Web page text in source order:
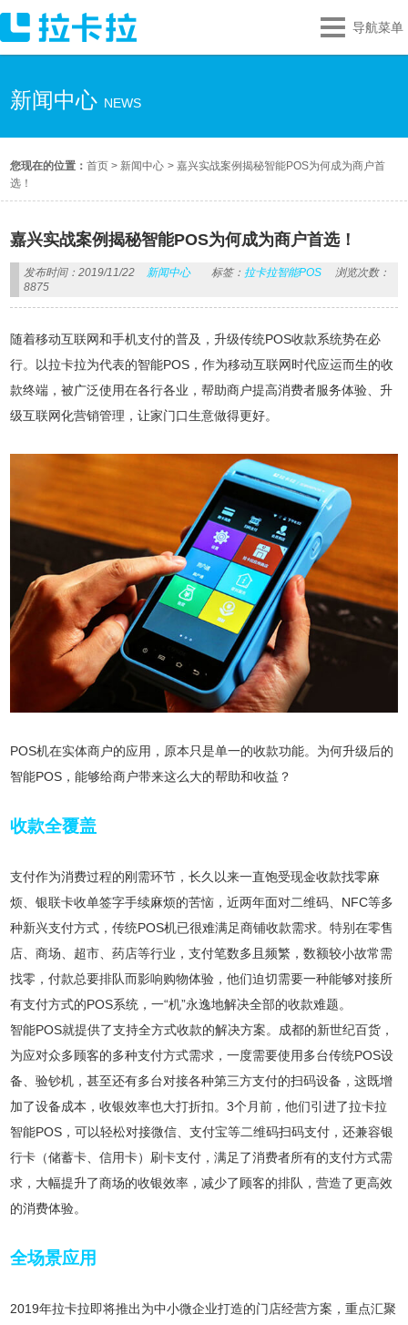
导航菜单
新闻中心 NEWS
您现在的位置：首页 > 新闻中心 >嘉兴实战案例揭秘智能POS为何成为商户首
选！
嘉兴实战案例揭秘智能POS为何成为商户首选！
发布时间：2019/11/22 新闻中心 标签： 拉卡拉智能POS
浏览次数：
8875
随着移动互联网和手机支付的普及，升级传统POS收款系统势在必
行。以拉卡拉为代表的智能POS，作为移动互联网时代应运而生的收
款终端，被广泛使用在各行各业，帮助商户提高消费者服务体验、升
级互联网化营销管理，让家门口生意做得更好。
POS机在实体商户的应用，原本只是单一的收款功能。为何升级后的
智能POS，能够给商户带来这么大的帮助和收益？
收款全覆盖
支付作为消费过程的刚需环节，长久以来一直饱受现金收款找零麻
烦、银联卡收单签字手续麻烦的苦恼，近两年面对二维码、NFC等多
种新兴支付方式，传统POS机已很难满足商铺收款需求。特别在零售
店、商场、超市、药店等行业，支付笔数多且频繁，数额较小故常需
找零，付款总要排队而影响购物体验，他们迫切需要一种能够对接所
有支付方式的POS系统，一“机”永逸地解决全部的收款难题。
智能POS就提供了支持全方式收款的解决方案。成都的新世纪百货，
为应对众多顾客的多种支付方式需求，一度需要使用多台传统POS设
备、验钞机，甚至还有多台对接各种第三方支付的扫码设备，这既增
加了设备成本，收银效率也大打折扣。3个月前，他们引进了拉卡拉
智能POS，可以轻松对接微信、支付宝等二维码扫码支付，还兼容银
行卡（储蓄卡、信用卡）刷卡支付，满足了消费者所有的支付方式需
求，大幅提升了商场的收银效率，减少了顾客的排队，营造了更高效
的消费体验。
全场景应用
2019年拉卡拉即将推出为中小微企业打造的门店经营方案，重点汇聚